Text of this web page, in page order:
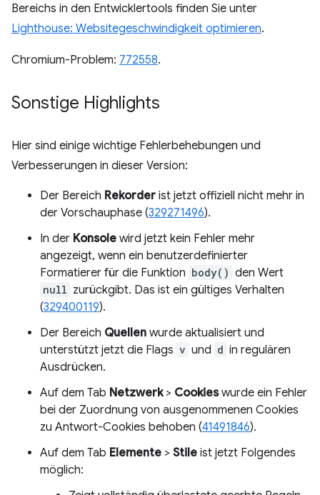
Bereichs in den Entwicklertools finden Sie unter
Lighthouse: Websitegeschwindigkeit optimieren.
Chromium-Problem: 772558.
Sonstige Highlights
Hier sind einige wichtige Fehlerbehebungen und
Verbesserungen in dieser Version:
Der Bereich Rekorder ist jetzt offiziell nicht mehr in
der Vorschauphase (329271496).
In der Konsole wird jetzt kein Fehler mehr
angezeigt, wenn ein benutzerdefinierter
Formatierer für die Funktion body() den Wert
null zurückgibt. Das ist ein gültiges Verhalten
(329400119).
Der Bereich Quellen wurde aktualisiert und
unterstützt jetzt die Flags v und d in regulären
Ausdrücken.
Auf dem Tab Netzwerk> Cookieswurde ein Fehler
bei der Zuordnung von ausgenommenen Cookies
zu Antwort-Cookies behoben (41491846).
Auf dem Tab Elemente > Stile ist jetzt Folgendes
möglich: